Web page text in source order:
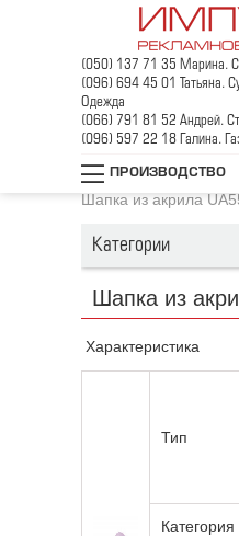
(050) 137 71 35 Марина.
(096) 694 45 01 Татьяна.
Одежда
(066) 791 81 52 Андрей.
(096) 597 22 18 Галина.
ПРОИЗВОДСТВО
Главная / Промо-
Головные уборы и
Шапка из акрила
Категории
Шапка из
Характеристика
Тип
Категория